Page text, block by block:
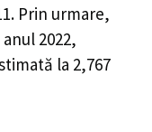
Prin urmare,
2022,
la 2,767